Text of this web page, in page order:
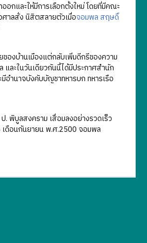
อกและให้มีการเลือกตั้งใหม่ โดยที่มีคณะ
ศาลสั่ง นิสิตสลายตัวเมื่อจอมพล สฤษดิ์
องบ้านเมืองแต่กลับเพิ่มดีกรีของความ
และในวันเดียวกันนี้ได้มีประกาศสำนัก
ำนาจบังคับบัญชาทหารบก ทหารเรือ
พิบูลสงคราม เสื่อมลงอย่างรวดเร็ว
เดือนกันยายน พ.ศ.2500 จอมพล